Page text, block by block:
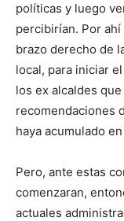
políticas y luego
percibirían. Por
brazo derecho de
local, para iniciar
los ex alcaldes
recomendaciones
haya acumulado
Pero, ante estas
comenzaran,
actuales